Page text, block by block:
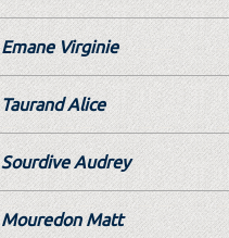
Emane Virginie
Taurand Alice
Sourdive Audrey
Mouredon Matt